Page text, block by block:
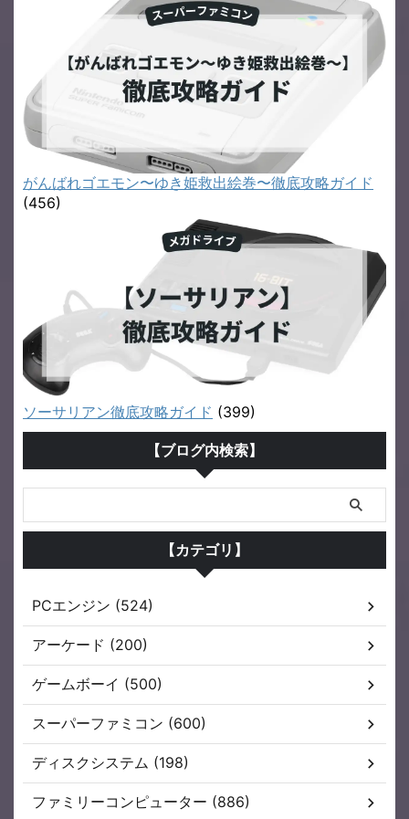
がんばれゴエモン〜ゆき姫救出絵巻〜徹底攻略ガイド
(456)
ソーサリアン徹底攻略ガイド (399)
【ブログ内検索】
【カテゴリ】
PCエンジン (524)
アーケード (200)
ゲームボーイ (500)
スーパーファミコン (600)
ディスクシステム (198)
ファミリーコンピューター (886)